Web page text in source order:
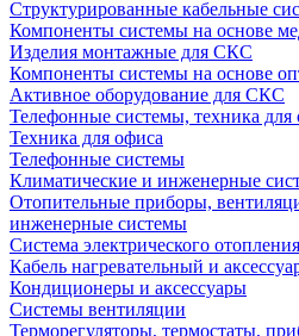
Структурированные кабельные
Компоненты системы на основе
Изделия монтажные для СКС
Компоненты системы на основе
Активное оборудование для СКС
Телефонные системы, техника для
Техника для офиса
Телефонные системы
Климатические и инженерные
Отопительные приборы,
инженерные системы
Система электрического отопления
Кабель нагревательный и
Кондиционеры и аксессуары
Системы вентиляции
Терморегуляторы, термостаты,